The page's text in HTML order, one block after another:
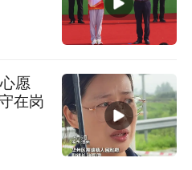
愿
在岗